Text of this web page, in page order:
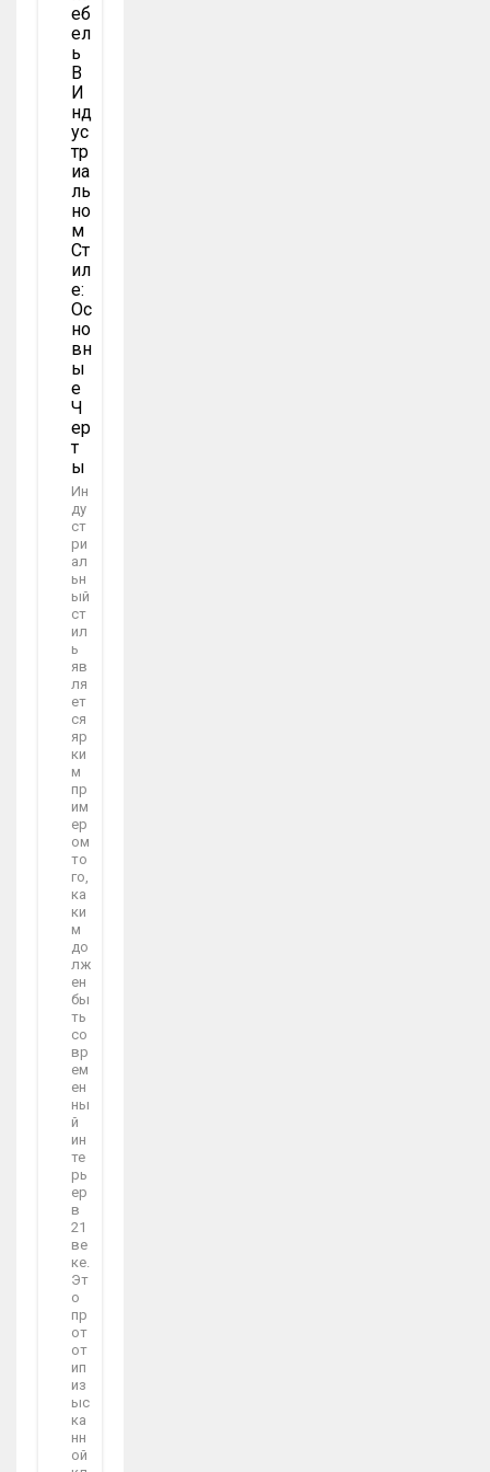
Еб
Ел
Ь
В
И
Нд
Ус
Тр
Иа
Ль
Но
М
Ст
Ил
Е:
Ос
Но
Вн
Ы
Е
Ч
Ер
Т
Ы
Ин
ду
ст
ри
ал
ьн
ый
ст
ил
ь
яв
ля
ет
ся
яр
ки
м
пр
им
ер
ом
то
го,
ка
ки
м
до
лж
ен
бы
ть
со
вр
ем
ен
ны
й
ин
те
рь
ер
в
21
ве
ке.
Эт
о
пр
от
от
ип
из
ыс
ка
нн
ой